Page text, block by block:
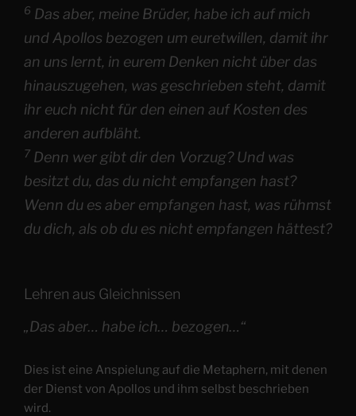
6 Das aber, meine Brüder, habe ich auf mich
und Apollos bezogen um euretwillen, damit ihr
an uns lernt, in eurem Denken nicht über das
hinauszugehen, was geschrieben steht, damit
ihr euch nicht für den einen auf Kosten des
anderen aufbläht.
7 Denn wer gibt dir den Vorzug? Und was
besitzt du, das du nicht empfangen hast?
Wenn du es aber empfangen hast, was rühmst
du dich, als ob du es nicht empfangen hättest?
Lehren aus Gleichnissen
„Das aber… habe ich… bezogen…“
Dies ist eine Anspielung auf die Metaphern, mit denen
der Dienst von Apollos und ihm selbst beschrieben
wird.